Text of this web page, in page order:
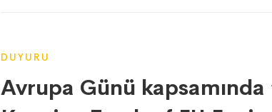
DUYURU
Avrupa Günü